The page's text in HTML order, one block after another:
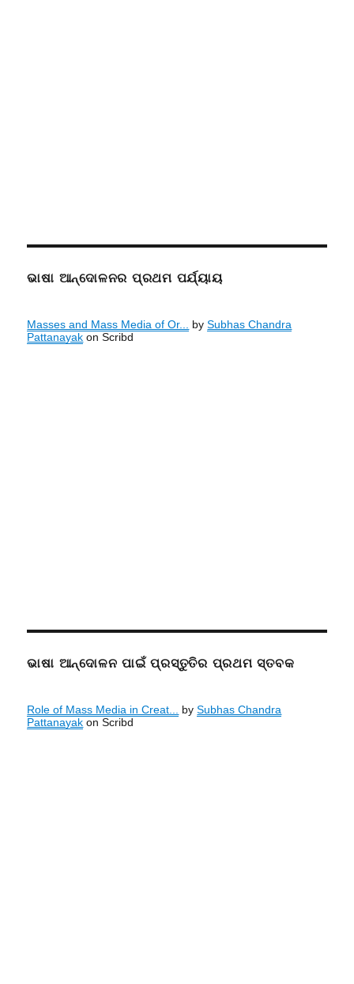
ଭାଷା ଆନ୍ଦୋଳନର ପ୍ରଥମ ପର୍ଯ୍ୟାୟ
Masses and Mass Media of Or... bySubhas Chandra
Pattanayak on Scribd
ଭାଷା ଆନ୍ଦୋଳନ ପାଇଁ ପ୍ରସ୍ତୁତିର ପ୍ରଥମ ସ୍ତବକ
Role of Mass Media in Creat... bySubhas Chandra
Pattanayak on Scribd